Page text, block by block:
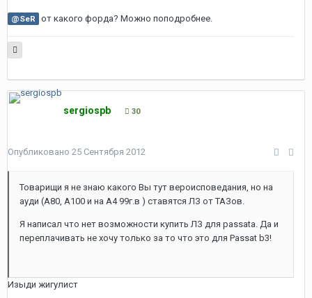
@SeR от какого форда? Можно поподробнее.
sergiospb 30
Опубликовано 25 Сентября 2012
Товарищи я не знаю какого Вы тут вероисповедания, но на
ауди (А80, А100 и на А4 99г.в ) ставятся ЛЗ от ТАЗов.
Я написал что нет возможности купить ЛЗ для passata. Да и
переплачивать не хочу только за то что это для Passat b3!
Изыди жигулист